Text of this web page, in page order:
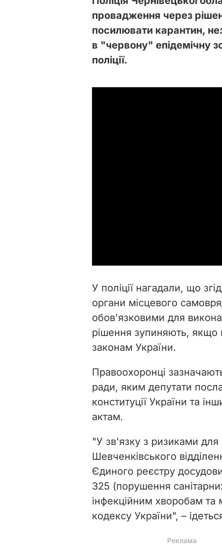
провадження через
посилювати карантин,
в "червону" епідемічну
поліції.
У поліції нагадали, що
органи місцевого
обов'язковими для
рішення зупиняють, якщо
законам України.
Правоохоронці
ради, яким депутати
конституції України та
актам.
"У зв'язку з ризиками для
Шевченківського
Єдиного реєстру
325 (порушення
інфекційним хворобам
кодексу України", –